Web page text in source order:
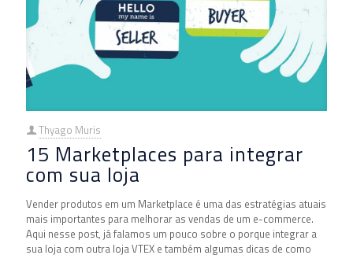
Thyago Muris
15 Marketplaces para integrar
com sua loja
Vender produtos em um Marketplace é uma das estratégias atuais
mais importantes para melhorar as vendas de um e-commerce.
Aqui nesse post, já falamos um pouco sobre o porque integrar a
sua loja com outra loja VTEX e também algumas dicas de como